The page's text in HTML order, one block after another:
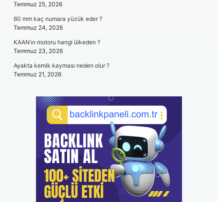
Temmuz 25, 2026
60 mm kaç numara yüzük eder ?
Temmuz 24, 2026
KAAN’ın motoru hangi ülkeden ?
Temmuz 23, 2026
Ayakta kemik kayması neden olur ?
Temmuz 21, 2026